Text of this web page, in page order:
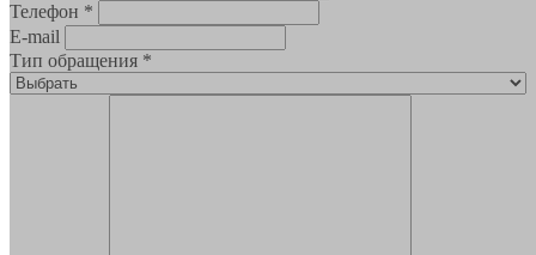
Телефон *
E-mail
Тип обращения *